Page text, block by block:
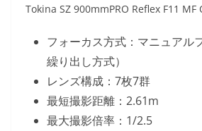
Tokina SZ 900mmPRO Reflex F11 MF
フォーカス方式：マニュアル
繰り出し方式）
レンズ構成：7枚7群
最短撮影距離：2.61m
最大撮影倍率：1/2.5